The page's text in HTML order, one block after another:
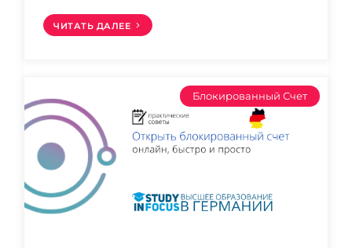
ЧИТАТЬ ДАЛЕЕ
Блокированный Счет